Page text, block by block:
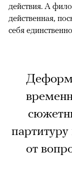
действия. А
действенная,
себя
партитуру
от